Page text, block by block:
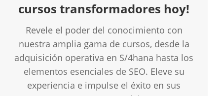
cursos transformadores hoy!
Revele el poder del conocimiento con
nuestra amplia gama de cursos, desde la
adquisición operativa en S/4hana hasta los
elementos esenciales de SEO. Eleve su
experiencia e impulse el éxito en sus